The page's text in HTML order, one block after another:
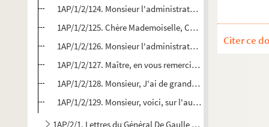
1AP/1/2/124. Monsieur l'administrateur, J'ai eu l'honneur
1AP/1/2/125. Chère Mademoiselle, Cette lettre a été
1AP/1/2/126. Monsieur l'administrateur, je viens de voir
1AP/1/2/127. Maître, en vous remerciant de la
1AP/1/2/128. Monsieur, J'ai de grands remerciements à
1AP/1/2/129. Monsieur, voici, sur l'autre feuille, la note
1AP/2/1. Lettres du Général De Gaulle au Pr. et à Mme PVR,
Citer ce